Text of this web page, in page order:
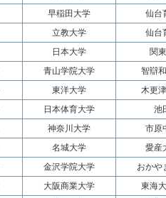
早稲田大学 仙台
立教大学 仙台
日本大学 関
青山学院大学 智辯
東洋大学 木更
日本体育大学 池
神奈川大学 市原
名城大学 愛産
金沢学院大学 おかや
大阪商業大学 東海